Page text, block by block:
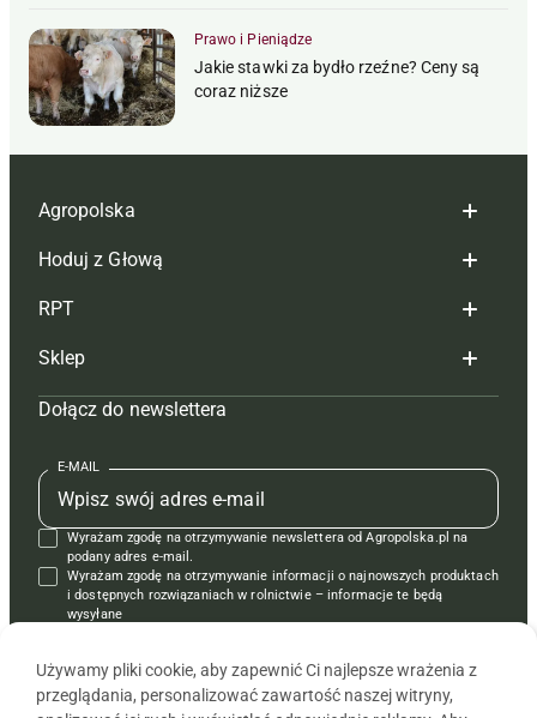
Prawo i Pieniądze
Jakie stawki za bydło rzeźne? Ceny są
coraz niższe
Agropolska
Redakcja
Reklama
Tagi
Mapa serwisu
Kontakt
Regulamin
Polityka prywatności
Hoduj z Głową
Hoduj z głową bydło
Hoduj z głową świnie
Prenumerata
Redakcja
Kontakt
Reklama
RPT
Redakcja
Prenumerata
Reklama
Kontakt
Krzyżówki
Sklep
Czasopisma i prenumerata
Książki
Regulamin
Dołącz do newslettera
E-MAIL
Wyrażam zgodę na otrzymywanie newslettera od Agropolska.pl na
podany adres e-mail.
Wyrażam zgodę na otrzymywanie informacji o najnowszych produktach
i dostępnych rozwiązaniach w rolnictwie – informacje te będą
wysyłane
Używamy pliki cookie, aby zapewnić Ci najlepsze wrażenia z
przeglądania, personalizować zawartość naszej witryny,